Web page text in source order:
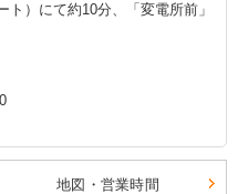
）にて約10分、「変電所前」
地図・営業時間